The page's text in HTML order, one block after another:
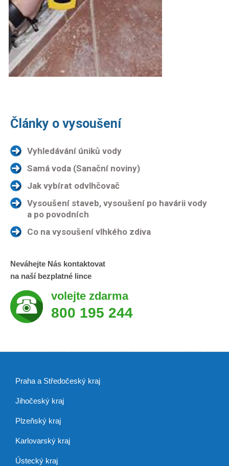
Články o vysoušení
Vyhledávání úniků vody
Samá voda (Sanační noviny)
Jak vybírat odvlhčovač
Vysoušení staveb, vysoušení po havárii vody
a po povodních
Co na vysoušení vlhkého zdiva
Neváhejte Nás kontaktovat
na naší bezplatné lince
volejte zdarma
800 195 244
Praha a Středočeský kraj
Jihočeský kraj
Plzeňský kraj
Karlovarský kraj
Ústecký kraj